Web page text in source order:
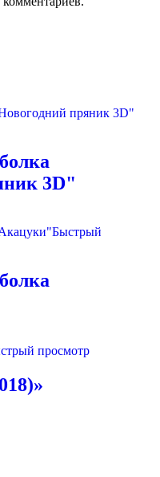
3D"
Быстрый
просмотр